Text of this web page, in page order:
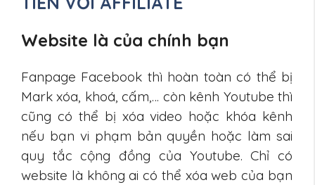
Website là của chính bạn
Fanpage Facebook thì hoàn toàn có thể bị
Mark xóa, khoá, cấm,… còn kênh Youtube thì
cũng có thể bị xóa video hoặc khóa kênh
nếu bạn vi phạm bản quyền hoặc làm sai
quy tắc cộng đồng của Youtube. Chỉ có
website là không ai có thể xóa web của bạn